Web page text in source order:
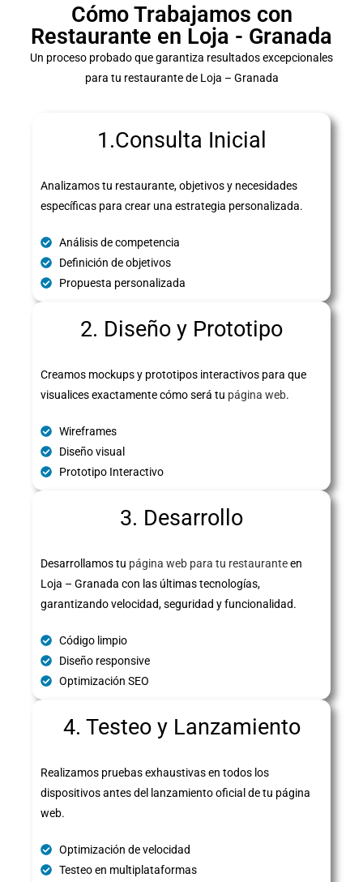
Cómo Trabajamos con
Restaurante en Loja - Granada
Un proceso probado que garantiza resultados excepcionales
para tu restaurante de Loja – Granada
1.Consulta Inicial
Analizamos tu restaurante, objetivos y necesidades
específicas para crear una estrategia personalizada.
Análisis de competencia
Definición de objetivos
Propuesta personalizada
2. Diseño y Prototipo
Creamos mockups y prototipos interactivos para que
visualices exactamente cómo será tu página web.
Wireframes
Diseño visual
Prototipo Interactivo
3. Desarrollo
Desarrollamos tu página web para tu restauranteen
Loja – Granada con las últimas tecnologías,
garantizando velocidad, seguridad y funcionalidad.
Código limpio
Diseño responsive
Optimización SEO
4. Testeo y Lanzamiento
Realizamos pruebas exhaustivas en todos los
dispositivos antes del lanzamiento oficial de tu página
web.
Optimización de velocidad
Testeo en multiplataformas